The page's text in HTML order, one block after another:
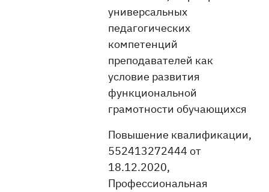
универсальных
педагогических
компетенций
преподавателей как
условие развития
функциональной
грамотности обучающихся
Повышение квалификации,
552413272444 от
18.12.2020,
Профессиональная